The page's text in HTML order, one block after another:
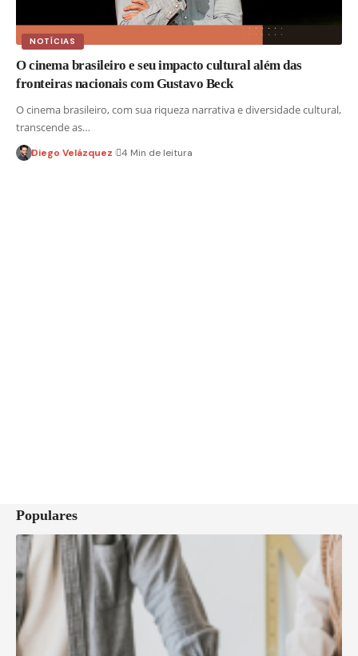
NOTÍCIAS
O cinema brasileiro e seu impacto cultural além das
fronteiras nacionais com Gustavo Beck
O cinema brasileiro, com sua riqueza narrativa e diversidade cultural,
transcende as…
Diego Velázquez 4 Min de leitura
Populares